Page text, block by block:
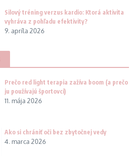
Silový tréning verzus kardio: Ktorá aktivita
vyhráva z pohľadu efektivity?
9. apríla 2026
Prečo red light terapia zažíva boom (a prečo
ju používajú športovci)
11. mája 2026
Ako si chrániť oči bez zbytočnej vedy
4. marca 2026